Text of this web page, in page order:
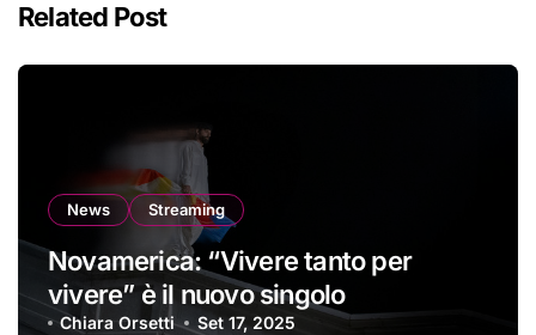
Related Post
News Streaming
Novamerica: “Vivere tanto per
vivere” è il nuovo singolo
Chiara Orsetti Set 17, 2025